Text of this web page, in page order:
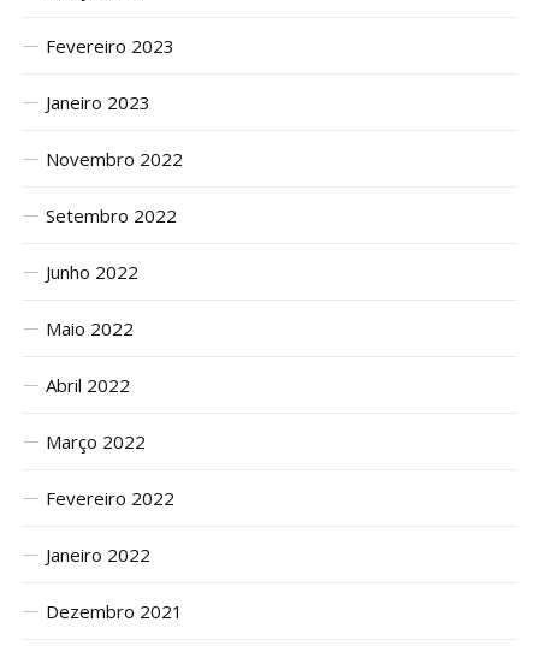
Fevereiro 2023
Janeiro 2023
Novembro 2022
Setembro 2022
Junho 2022
Maio 2022
Abril 2022
Março 2022
Fevereiro 2022
Janeiro 2022
Dezembro 2021